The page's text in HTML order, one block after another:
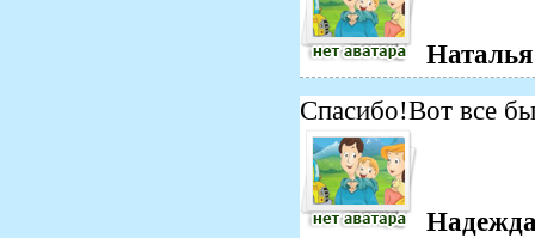
Наталья
Спасибо!Вот все